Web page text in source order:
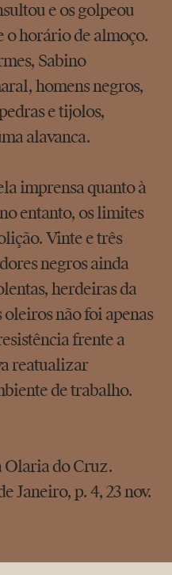
e os golpeou
o horário de almoço.
Sabino
homens negros,
e tijolos,
alavanca.
imprensa quanto à
entanto, os limites
Vinte e três
negros ainda
herdeiras da
não foi apenas
frente a
reatualizar
de trabalho.
do Cruz.
Janeiro, p. 4, 23 nov.